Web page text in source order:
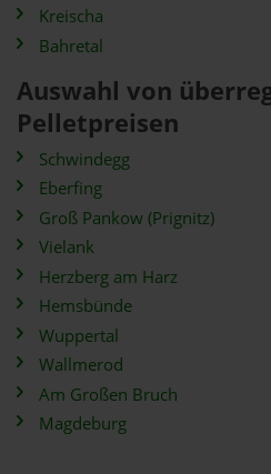
Kreischa
Bahretal
Auswahl von
Pelletpreisen
Schwindegg
Eberfing
Groß Pankow (Prignitz)
Vielank
Herzberg am Harz
Hemsbünde
Wuppertal
Wallmerod
Am Großen Bruch
Magdeburg